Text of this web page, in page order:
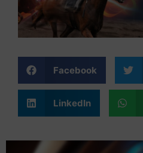
Facebook
LinkedIn